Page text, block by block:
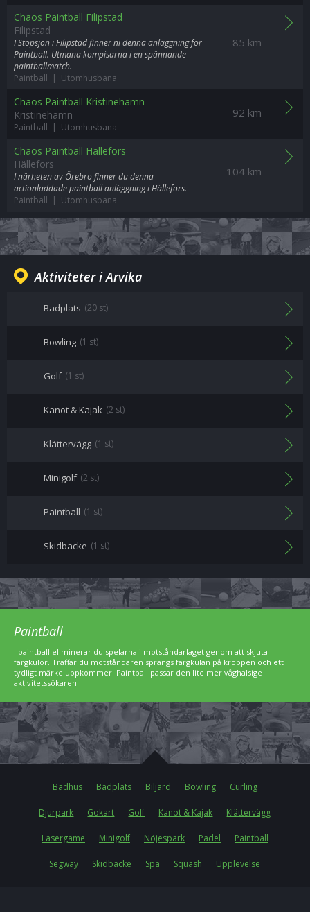
85 km
Chaos Paintball Filipstad
Filipstad
I Stöpsjön i Filipstad finner ni denna anläggning för
Paintball. Utmana kompisarna i en spännande
paintballmatch.
Paintball | Utomhusbana
92 km
Chaos Paintball Kristinehamn
Kristinehamn
Paintball | Utomhusbana
104 km
Chaos Paintball Hällefors
Hällefors
I närheten av Örebro finner du denna
actionladdade paintball anläggning i Hällefors.
Paintball | Utomhusbana
Aktiviteter i Arvika
Badplats (20 st)
Bowling (1 st)
Golf (1 st)
Kanot & Kajak (2 st)
Klättervägg (1 st)
Minigolf (2 st)
Paintball (1 st)
Skidbacke (1 st)
Paintball
I paintball eliminerar du spelarna i motståndarlaget genom att skjuta
färgkulor. Träffar du motståndaren sprängs färgkulan på kroppen och ett
tydligt märke uppkommer. Paintball passar den lite mer våghalsige
aktivitetssökaren!
Badhus Badplats Biljard Bowling Curling
Djurpark Gokart Golf Kanot & Kajak Klättervägg
Lasergame Minigolf Nöjespark Padel Paintball
Segway Skidbacke Spa Squash Upplevelse